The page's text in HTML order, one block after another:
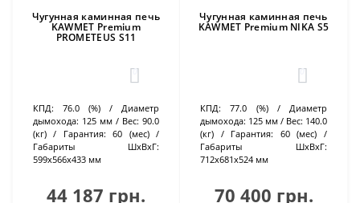
Чугунная каминная печь
KAWMET Premium
PROMETEUS S11
0
КПД: 76.0 (%)
Диаметр
дымохода: 125 мм Вес: 90.0
(кг)
Гарантия:
60 (мес)
Габариты ШхВхГ:
599х566х433 мм
44 187 грн.
Чугунная каминная печь
KAWMET Premium NIKA S5
0
КПД: 77.0 (%)
Диаметр
дымохода: 125 мм Вес: 140.0
(кг)
Гарантия:
60 (мес)
Габариты ШхВхГ:
712х681х524 мм
70 400 грн.